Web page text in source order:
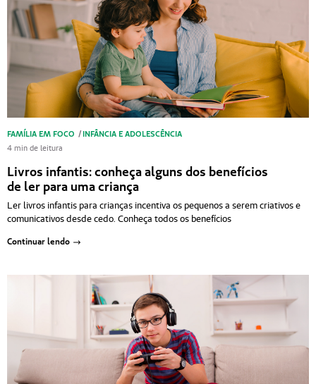
FAMÍLIA EM FOCO / INFÂNCIA E ADOLESCÊNCIA
4 min de leitura
Livros infantis: conheça alguns dos benefícios
de ler para uma criança
Ler livros infantis para crianças incentiva os pequenos a serem criativos e
comunicativos desde cedo. Conheça todos os benefícios
Continuar lendo